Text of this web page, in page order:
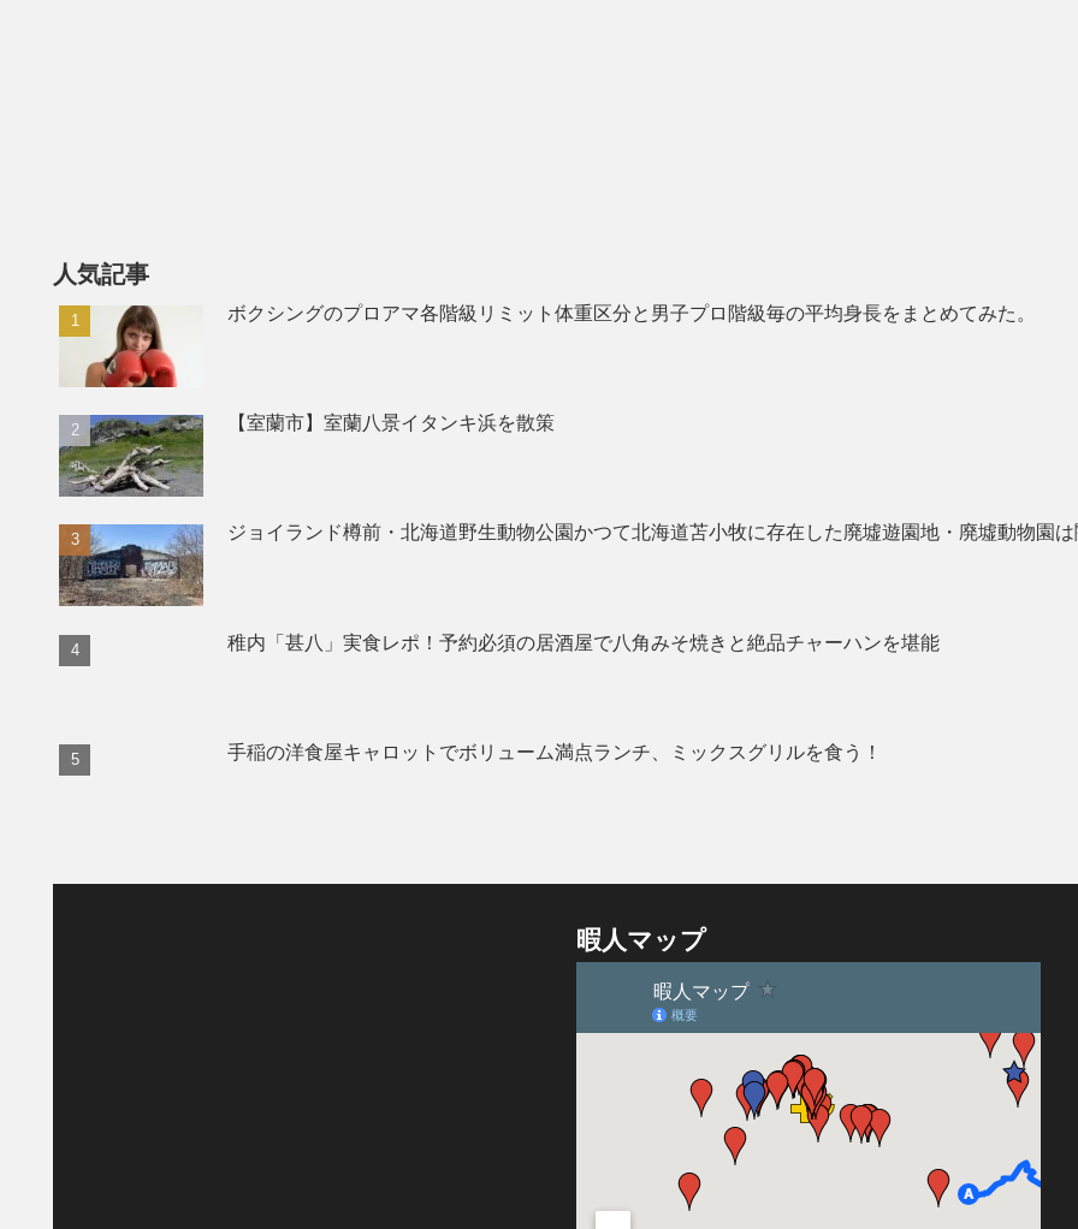
人気記事
ボクシングのプロアマ各階級リミット体重区分と男子プロ階級毎の平均身長をまとめてみた。
【室蘭市】室蘭八景イタンキ浜を散策
ジョイランド樽前・北海道野生動物公園かつて北海道苫小牧に存在した廃墟遊園地・廃墟動物園は
稚内「甚八」実食レポ！予約必須の居酒屋で八角みそ焼きと絶品チャーハンを堪能
手稲の洋食屋キャロットでボリューム満点ランチ、ミックスグリルを食う！
暇人マップ